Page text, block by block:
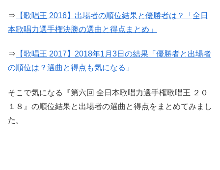
⇒ 【歌唱王 2016】出場者の順位結果と優勝者は？「全日
本歌唱力選手権決勝の選曲と得点まとめ」
⇒ 【歌唱王 2017】2018年1月3日の結果「優勝者と出場者
の順位は？選曲と得点も気になる」
そこで気になる『第六回 全日本歌唱力選手権歌唱王 ２０
１８』の順位結果と出場者の選曲と得点をまとめてみまし
た。